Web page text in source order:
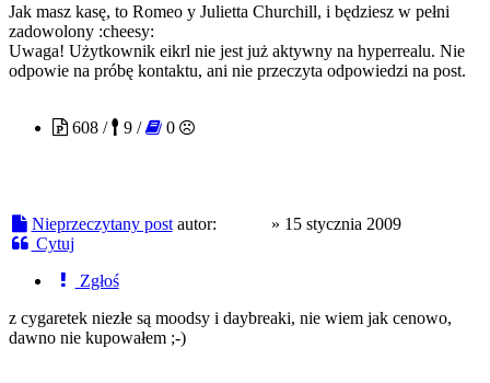
Jak masz kasę, to Romeo y Julietta Churchill, i będziesz w pełni
zadowolony :cheesy:
Uwaga! Użytkownik eikrl nie jest już aktywny na hyperrealu. Nie
odpowie na próbę kontaktu, ani nie przeczyta odpowiedzi na post.
608 /
9 / 0
Nieprzeczytany post autor: » 15 stycznia 2009
Cytuj
Zgłoś
z cygaretek niezłe są moodsy i daybreaki, nie wiem jak cenowo,
dawno nie kupowałem ;-)